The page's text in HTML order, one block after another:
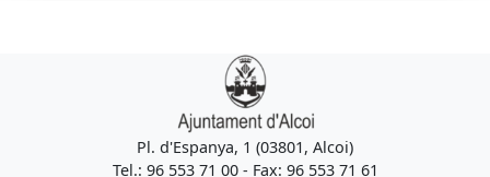
Pl. d'Espanya, 1 (03801, Alcoi)
Tel.: 96 553 71 00 - Fax: 96 553 71 61